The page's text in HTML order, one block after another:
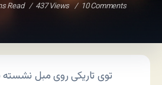
Read 437 Views 10 Comments
توی تاریکی روی مبل